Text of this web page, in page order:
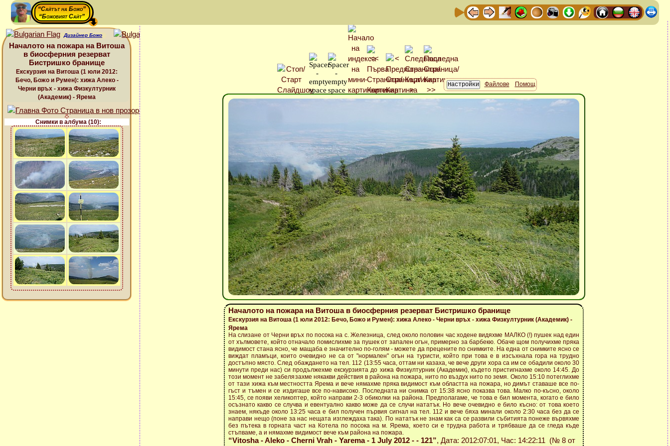
“Сайтът на Божо”
“Божовият Сайт”
Дизайнер Божо
Началото на пожара на Витоша
в биосферния резерват
Бистришко бранище
Екскурзия на Витоша (1 юли 2012:
Бечо, Божо и Румен): хижа Алеко -
Черни връх - хижа Физкултурник
(Академик) - Ярема
Снимки в албума (10):
Файлове Помощ
Началото на пожара на Витоша в биосферния резерват Бистришко бранище
Екскурзия на Витоша (1 юли 2012: Бечо, Божо и Румен): хижа Алеко - Черни връх - хижа Физкултурник (Академик) -
Ярема
На слизане от Черни връх по посока на с. Железница, след около половин час ходене видяхме МАЛКО (!) пушек над един
от хълмовете, който отначало помислихме за пушек от запален огън, примерно за барбекю. Обаче щом получихме пряка
видимост стана ясно, че мащаба е значително по-голям - можете да прецените по снимките. На една от снимките ясно се
виждат пламъци, които очевидно не са от "нормален" огън на туристи, който при това е в изсъхнала гора на трудно
достъпно място. След обаждането на тел. 112 (13:55 часа, оттам ни казаха, че вече други хора са им се обадили около 30
минути преди нас) си продължехме екскурзията до хижа Физкултурник (Академик), където пристигнахме около 14:45. До
този момент не забелязахме някакви действия в района на пожара, нито по въздух нито по земя. Около 15:10 потеглихме
от тази хижа към местността Ярема и вече нямахме пряка видимост към областта на пожара, но димът ставаше все по-
гъст и тъмен и се издигаше все по-нависоко. Последната ни снимка от 15:38 ясно показва това. Малко по-късно, около
15:45, се появи хеликоптер, който направи 2-3 обиколки на района. Предполагаме, че това е бил момента, когато е било
осъзнато какво се случва и евентуално какво може да се случи нататък. Но вече очевидно е било късно: от това което
знаем, някъде около 13:25 часа е бил получен първия сигнал на тел. 112 и вече бяха минали около 2:30 часа без да се
направи нещо (поне за нас нещата изглеждаха така). По нататък не знам как са се развили събитията понеже вървяхме
без пътека в горната част на Котела по посока на м. Ярема, което си е трудна работа и трябваше да се гледа къде
стъпваме, а и нямахме видимост вече към района на пожара.
“Vitosha - Aleko - Cherni Vrah - Yarema - 1 July 2012 - - 121”, Дата: 2012:07:01, Час: 14:22:11 (№ 8 от